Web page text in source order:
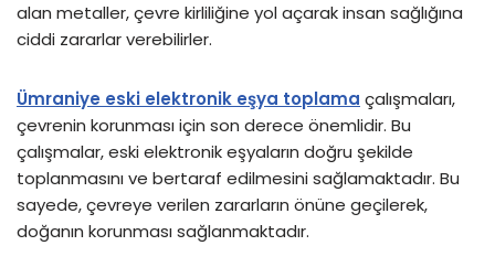
alan metaller, çevre kirliliğine yol açarak insan sağlığına
ciddi zararlar verebilirler.
Ümraniye eski elektronik eşya toplama çalışmaları,
çevrenin korunması için son derece önemlidir. Bu
çalışmalar, eski elektronik eşyaların doğru şekilde
toplanmasını ve bertaraf edilmesini sağlamaktadır. Bu
sayede, çevreye verilen zararların önüne geçilerek,
doğanın korunması sağlanmaktadır.